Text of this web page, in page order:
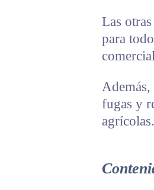
Las
para
fugas y
agrícolas.